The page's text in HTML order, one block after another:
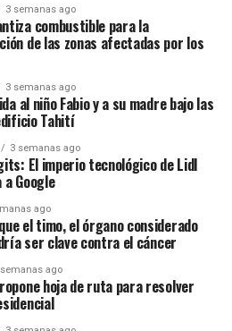
3 semanas ago
combustible para la
de las zonas afectadas por los
3 semanas ago
al niño Fabio y a su madre bajo las
Tahití
3 semanas ago
El imperio tecnológico de Lidl
Google
ago
el timo, el órgano considerado
ser clave contra el cáncer
ago
hoja de ruta para resolver